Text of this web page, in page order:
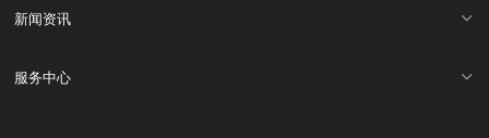
新闻资讯
服务中心